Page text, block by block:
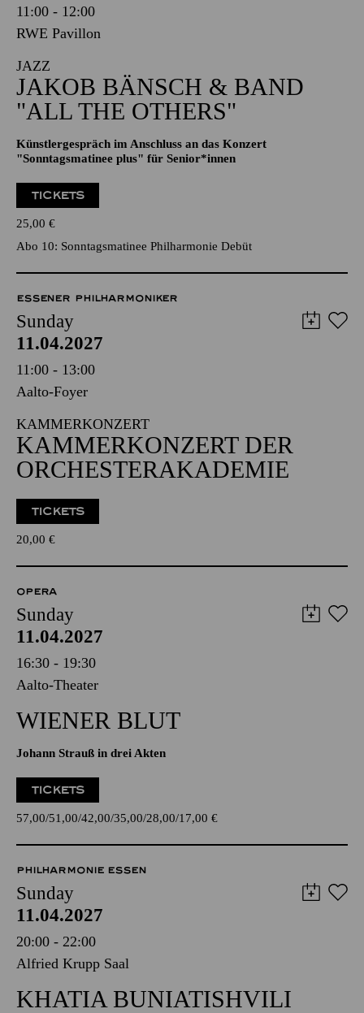
11:00 - 12:00
RWE Pavillon
JAZZ
JAKOB BÄNSCH & BAND
"ALL THE OTHERS"
Künstlergespräch im Anschluss an das Konzert
"Sonntagsmatinee plus" für Senior*innen
TICKETS
25,00 €
Abo 10: Sonntagsmatinee Philharmonie Debüt
ESSENER PHILHARMONIKER
Sunday
11.04.2027
11:00 - 13:00
Aalto-Foyer
KAMMERKONZERT
KAMMERKONZERT DER
ORCHESTERAKADEMIE
TICKETS
20,00 €
OPERA
Sunday
11.04.2027
16:30 - 19:30
Aalto-Theater
WIENER BLUT
Johann Strauß in drei Akten
TICKETS
57,00 51,00 42,00 35,00 28,00 17,00 €
PHILHARMONIE ESSEN
Sunday
11.04.2027
20:00 - 22:00
Alfried Krupp Saal
KHATIA BUNIATISHVILI